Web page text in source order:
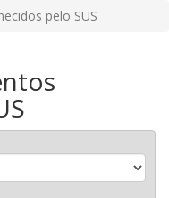
pelo SUS